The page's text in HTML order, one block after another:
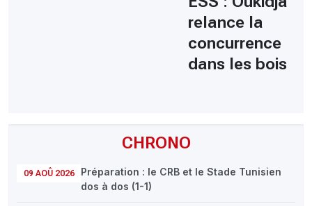
CHRONO
09 AOÛ 2026
Préparation : le CRB et le Stade Tunisien
dos à dos (1-1)
relance la
concurrence
dans les bois